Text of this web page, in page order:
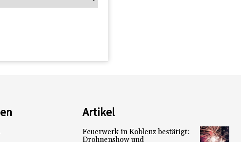
Artikel
Feuerwerk in Koblenz bestätigt:
Drohnenshow und